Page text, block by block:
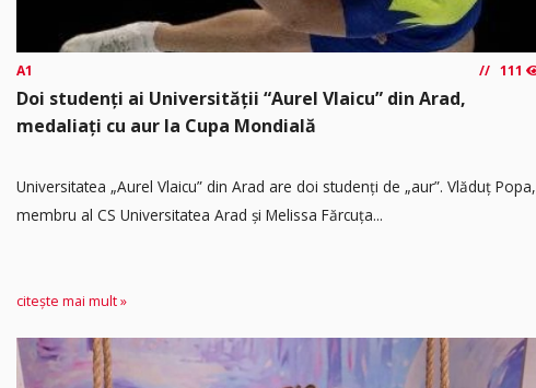
A1 111
Doi studenți ai Universității “Aurel Vlaicu” din Arad,
medaliați cu aur la Cupa Mondială
Universitatea „Aurel Vlaicu” din Arad are doi studenți de „aur”. Vlăduț Popa,
membru al CS Universitatea Arad și Melissa Fărcuța...
citește mai mult »